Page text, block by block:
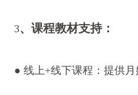
3、课程教材支持：
● 线上+线下课程：提供